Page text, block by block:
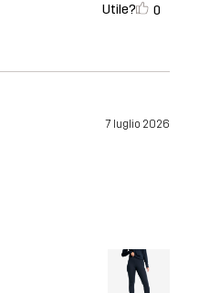
Utile? 0
7 luglio 2026